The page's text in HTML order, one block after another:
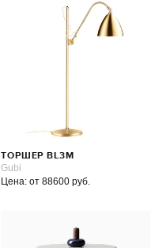
ТОРШЕР BL3M
Gubi
Цена: от 88600 руб.